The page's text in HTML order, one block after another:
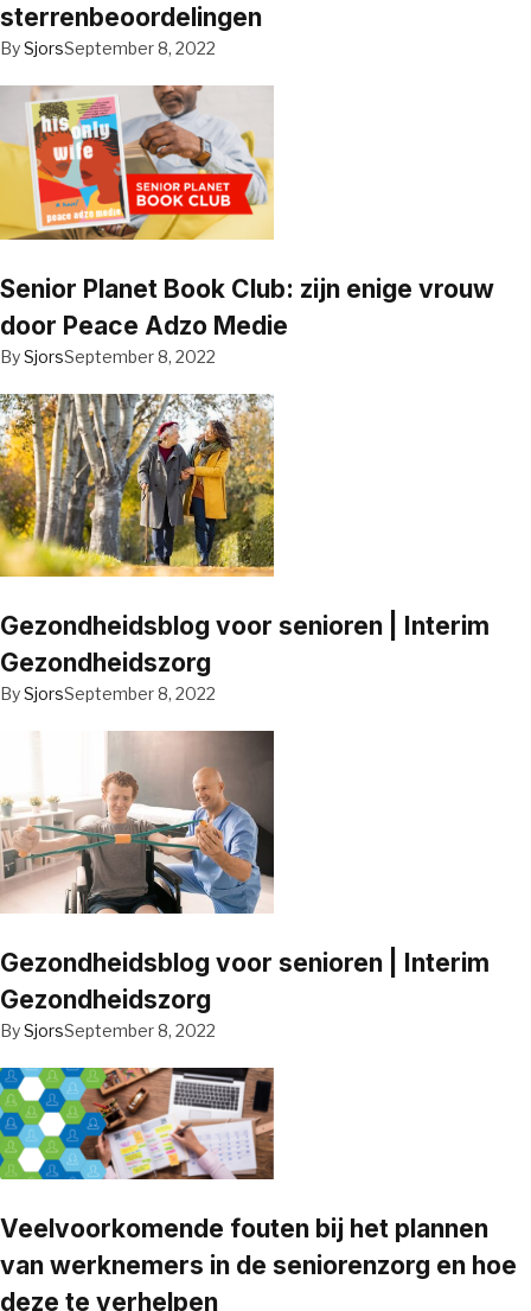
sterrenbeoordelingen
BySjorsSeptember 8, 2022
Senior Planet Book Club: zijn enige vrouw
door Peace Adzo Medie
BySjorsSeptember 8, 2022
Gezondheidsblog voor senioren | Interim
Gezondheidszorg
BySjorsSeptember 8, 2022
Gezondheidsblog voor senioren | Interim
Gezondheidszorg
BySjorsSeptember 8, 2022
Veelvoorkomende fouten bij het plannen
van werknemers in de seniorenzorg en hoe
deze te verhelpen